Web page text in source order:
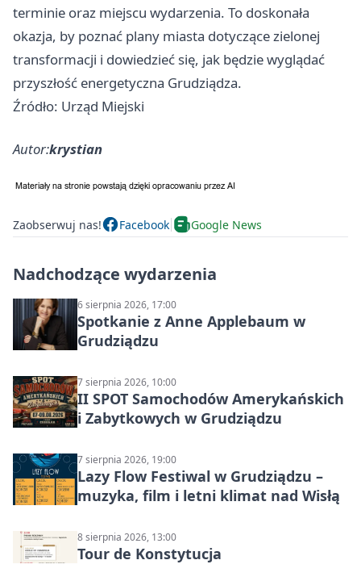
terminie oraz miejscu wydarzenia. To doskonała
okazja, by poznać plany miasta dotyczące zielonej
transformacji i dowiedzieć się, jak będzie wyglądać
przyszłość energetyczna Grudziądza.
Źródło: Urząd Miejski
Autor:krystian
Zaobserwuj nas! Facebook Google News
Nadchodzące wydarzenia
6 sierpnia 2026, 17:00
Spotkanie z Anne Applebaum w
Grudziądzu
7 sierpnia 2026, 10:00
II SPOT Samochodów Amerykańskich
i Zabytkowych w Grudziądzu
7 sierpnia 2026, 19:00
Lazy Flow Festiwal w Grudziądzu –
muzyka, film i letni klimat nad Wisłą
8 sierpnia 2026, 13:00
Tour de Konstytucja